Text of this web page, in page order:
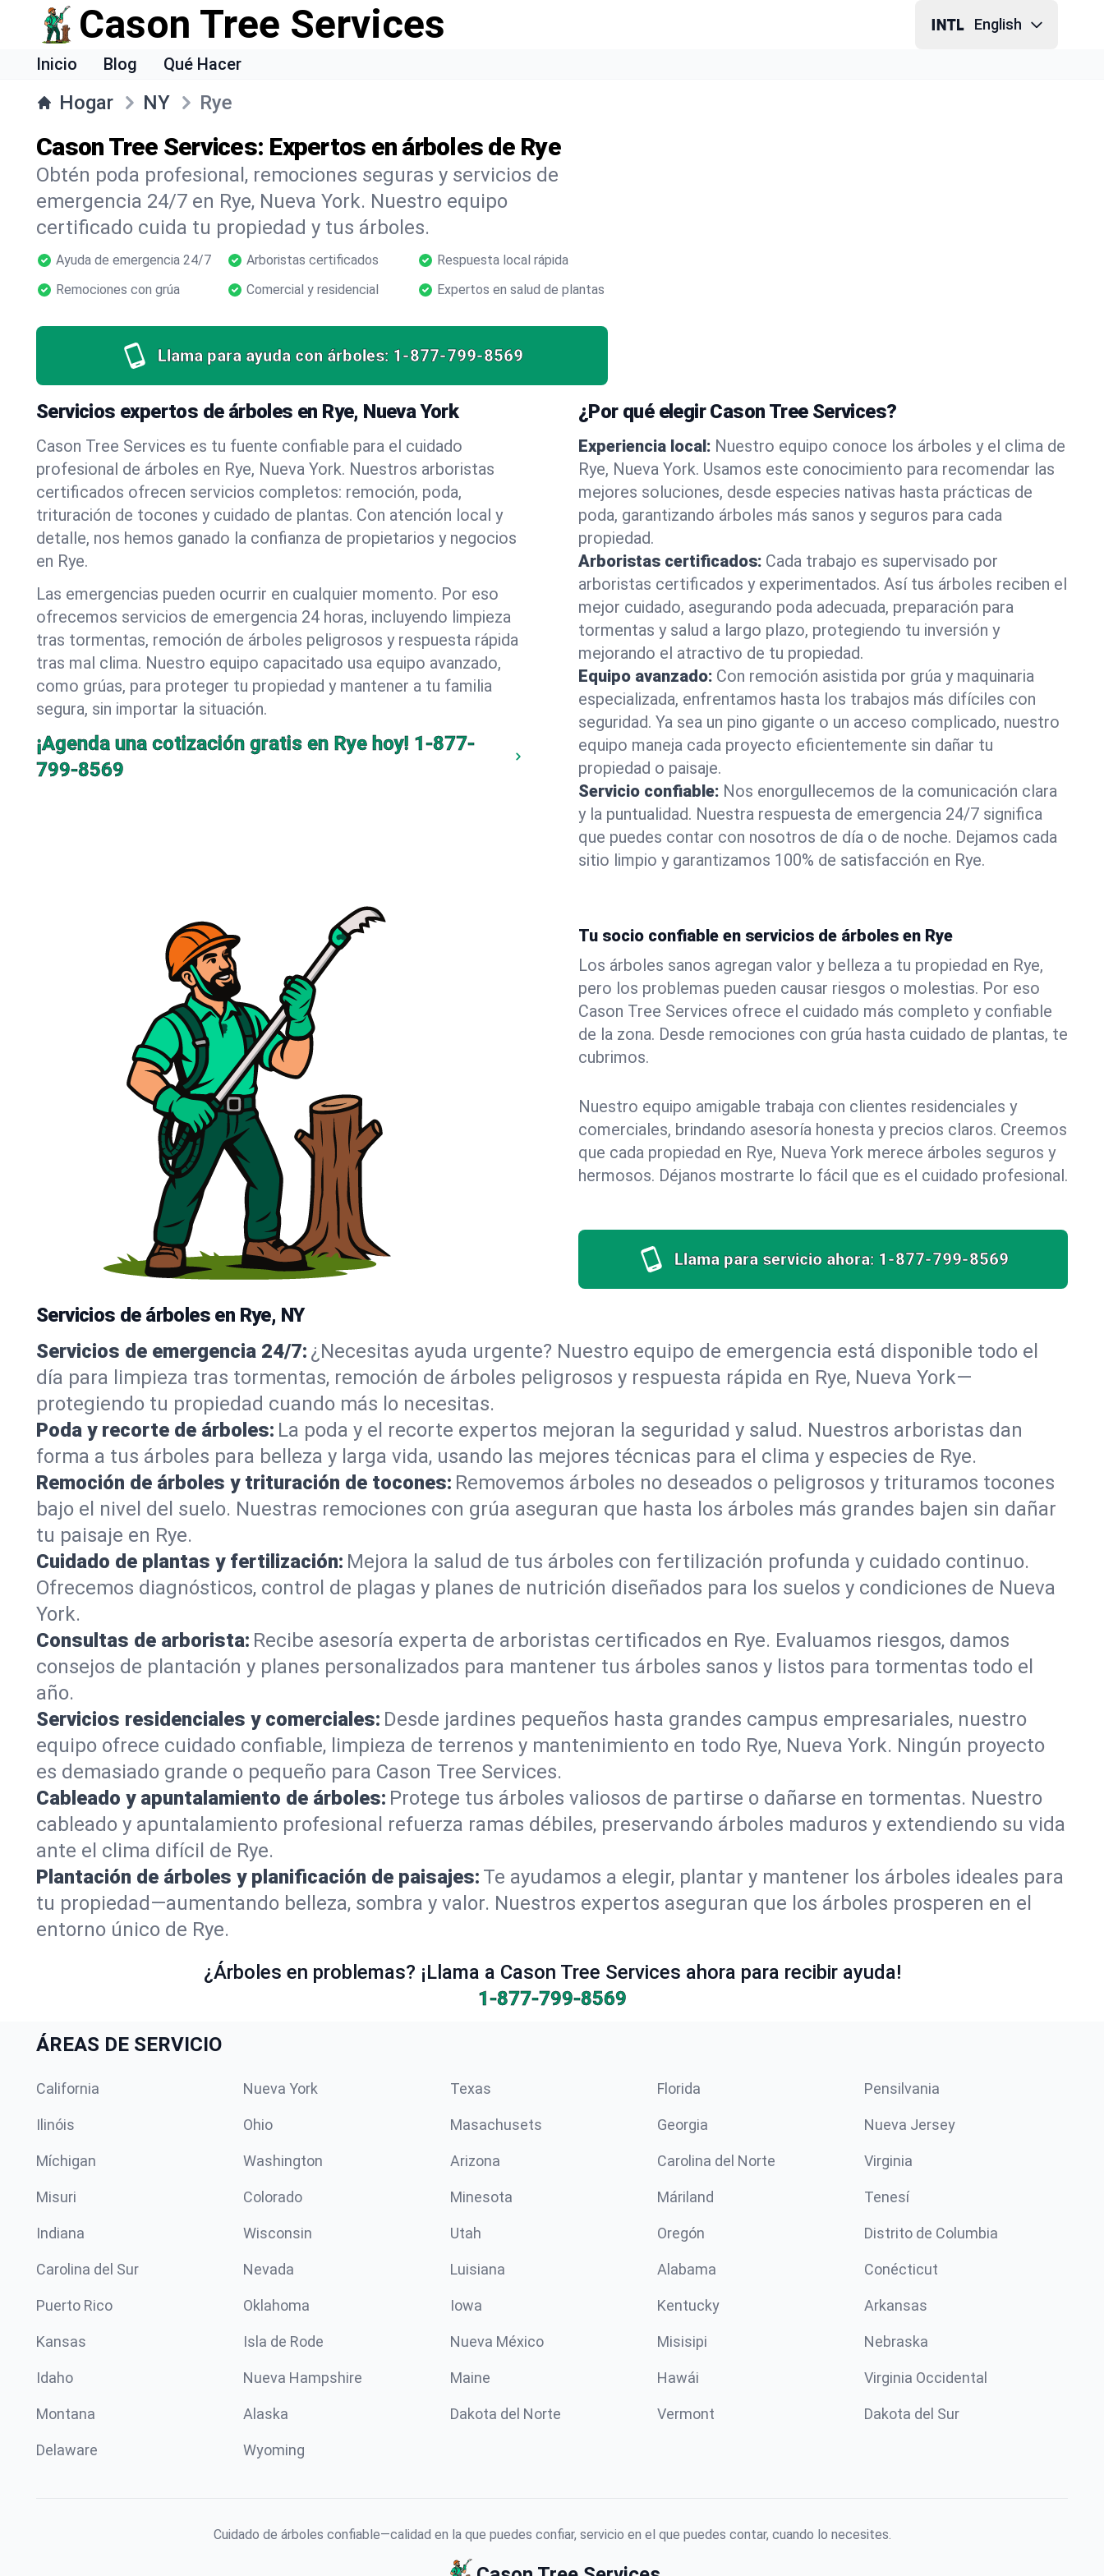
Cason Tree Services English
Inicio Blog Qué Hacer
Hogar NY Rye
Cason Tree Services: Expertos en árboles de Rye
Obtén poda profesional, remociones seguras y servicios de
emergencia 24/7 en Rye, Nueva York. Nuestro equipo
certificado cuida tu propiedad y tus árboles.
Ayuda de emergencia 24/7 Arboristas certificados
Respuesta local rápida
Remociones con grúa
Comercial y residencial Expertos en salud de plantas
Llama para ayuda con árboles: 1-877-799-8569
Servicios expertos de árboles en Rye, Nueva York
Cason Tree Services es tu fuente confiable para el cuidado
profesional de árboles en Rye, Nueva York. Nuestros arboristas
certificados ofrecen servicios completos: remoción, poda,
trituración de tocones y cuidado de plantas. Con atención local y
detalle, nos hemos ganado la confianza de propietarios y negocios
en Rye.
Las emergencias pueden ocurrir en cualquier momento. Por eso
ofrecemos servicios de emergencia 24 horas, incluyendo limpieza
tras tormentas, remoción de árboles peligrosos y respuesta rápida
tras mal clima. Nuestro equipo capacitado usa equipo avanzado,
como grúas, para proteger tu propiedad y mantener a tu familia
segura, sin importar la situación.
¡Agenda una cotización gratis en Rye hoy! 1-877-
799-8569
¿Por qué elegir Cason Tree Services?
Experiencia local: Nuestro equipo conoce los árboles y el clima de
Rye, Nueva York. Usamos este conocimiento para recomendar las
mejores soluciones, desde especies nativas hasta prácticas de
poda, garantizando árboles más sanos y seguros para cada
propiedad.
Arboristas certificados: Cada trabajo es supervisado por
arboristas certificados y experimentados. Así tus árboles reciben el
mejor cuidado, asegurando poda adecuada, preparación para
tormentas y salud a largo plazo, protegiendo tu inversión y
mejorando el atractivo de tu propiedad.
Equipo avanzado: Con remoción asistida por grúa y maquinaria
especializada, enfrentamos hasta los trabajos más difíciles con
seguridad. Ya sea un pino gigante o un acceso complicado, nuestro
equipo maneja cada proyecto eficientemente sin dañar tu
propiedad o paisaje.
Servicio confiable: Nos enorgullecemos de la comunicación clara
y la puntualidad. Nuestra respuesta de emergencia 24/7 significa
que puedes contar con nosotros de día o de noche. Dejamos cada
sitio limpio y garantizamos 100% de satisfacción en Rye.
Tu socio confiable en servicios de árboles en Rye
Los árboles sanos agregan valor y belleza a tu propiedad en Rye,
pero los problemas pueden causar riesgos o molestias. Por eso
Cason Tree Services ofrece el cuidado más completo y confiable
de la zona. Desde remociones con grúa hasta cuidado de plantas, te
cubrimos.
Nuestro equipo amigable trabaja con clientes residenciales y
comerciales, brindando asesoría honesta y precios claros. Creemos
que cada propiedad en Rye, Nueva York merece árboles seguros y
hermosos. Déjanos mostrarte lo fácil que es el cuidado profesional.
Llama para servicio ahora: 1-877-799-8569
Servicios de árboles en Rye, NY
Servicios de emergencia 24/7: ¿Necesitas ayuda urgente? Nuestro equipo de emergencia está disponible todo el
día para limpieza tras tormentas, remoción de árboles peligrosos y respuesta rápida en Rye, Nueva York—
protegiendo tu propiedad cuando más lo necesitas.
Poda y recorte de árboles: La poda y el recorte expertos mejoran la seguridad y salud. Nuestros arboristas dan
forma a tus árboles para belleza y larga vida, usando las mejores técnicas para el clima y especies de Rye.
Remoción de árboles y trituración de tocones: Removemos árboles no deseados o peligrosos y trituramos tocones
bajo el nivel del suelo. Nuestras remociones con grúa aseguran que hasta los árboles más grandes bajen sin dañar
tu paisaje en Rye.
Cuidado de plantas y fertilización: Mejora la salud de tus árboles con fertilización profunda y cuidado continuo.
Ofrecemos diagnósticos, control de plagas y planes de nutrición diseñados para los suelos y condiciones de Nueva
York.
Consultas de arborista: Recibe asesoría experta de arboristas certificados en Rye. Evaluamos riesgos, damos
consejos de plantación y planes personalizados para mantener tus árboles sanos y listos para tormentas todo el
año.
Servicios residenciales y comerciales: Desde jardines pequeños hasta grandes campus empresariales, nuestro
equipo ofrece cuidado confiable, limpieza de terrenos y mantenimiento en todo Rye, Nueva York. Ningún proyecto
es demasiado grande o pequeño para Cason Tree Services.
Cableado y apuntalamiento de árboles: Protege tus árboles valiosos de partirse o dañarse en tormentas. Nuestro
cableado y apuntalamiento profesional refuerza ramas débiles, preservando árboles maduros y extendiendo su vida
ante el clima difícil de Rye.
Plantación de árboles y planificación de paisajes: Te ayudamos a elegir, plantar y mantener los árboles ideales para
tu propiedad—aumentando belleza, sombra y valor. Nuestros expertos aseguran que los árboles prosperen en el
entorno único de Rye.
¿Árboles en problemas? ¡Llama a Cason Tree Services ahora para recibir ayuda!
1-877-799-8569
ÁREAS DE SERVICIO
California Nueva York Texas Florida Pensilvania
Ilinóis Ohio Masachusets Georgia Nueva Jersey
Míchigan Washington Arizona Carolina del Norte Virginia
Misuri Colorado Minesota Máriland Tenesí
Indiana Wisconsin Utah Oregón Distrito de Columbia
Carolina del Sur Nevada Luisiana Alabama Conécticut
Puerto Rico Oklahoma Iowa Kentucky Arkansas
Kansas Isla de Rode Nueva México Misisipi Nebraska
Idaho Nueva Hampshire Maine Hawái Virginia Occidental
Montana Alaska Dakota del Norte Vermont Dakota del Sur
Delaware Wyoming
Cuidado de árboles confiable—calidad en la que puedes confiar, servicio en el que puedes contar, cuando lo necesites.